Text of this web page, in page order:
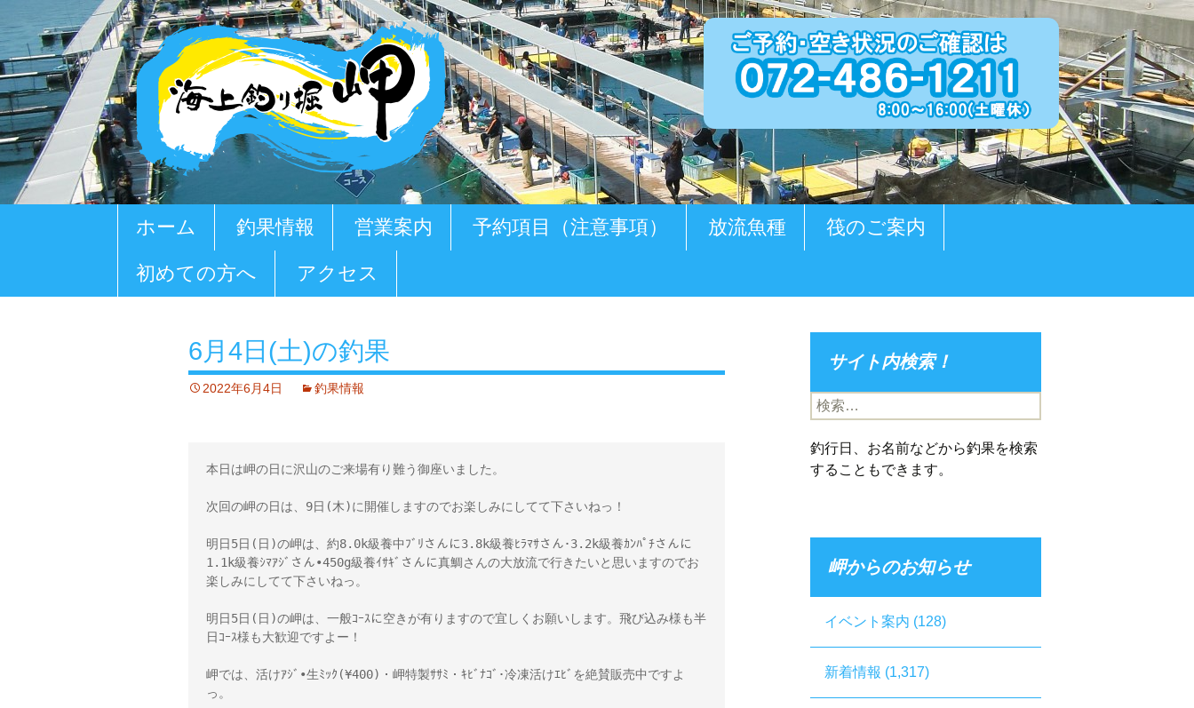
ツ
ホーム 釣果情報 営業案内 予約項目（注意事項） 放流魚種 筏のご案内
初めての方へ アクセス
6月4日(土)の釣果
2022年6月4日 釣果情報
本日は岬の日に沢山のご来場有り難う御座いました。
次回の岬の日は、9日(木)に開催しますのでお楽しみにしてて下さいねっ！
明日5日(日)の岬は、約8.0k級養中ﾌﾞﾘさんに3.8k級養ﾋﾗﾏｻさん･3.2k級養ｶﾝﾊﾟﾁさんに
1.1k級養ｼﾏｱｼﾞさん•450g級養ｲｻｷﾞさんに真鯛さんの大放流で行きたいと思いますのでお
楽しみにしてて下さいねっ。
明日5日(日)の岬は、一般ｺｰｽに空きが有りますので宜しくお願いします。飛び込み様も半
日ｺｰｽ様も大歓迎ですよー！
岬では、活けｱｼﾞ•生ﾐｯｸ(¥400)・岬特製ｻｻﾐ・ｷﾋﾞﾅｺﾞ･冷凍活けｴﾋﾞを絶賛販売中ですよ
っ。
サイト内検索！
検
索:
釣行日、お名前などから釣果を検索
することもできます。
岬からのお知らせ
イベント案内 (128)
新着情報 (1,317)